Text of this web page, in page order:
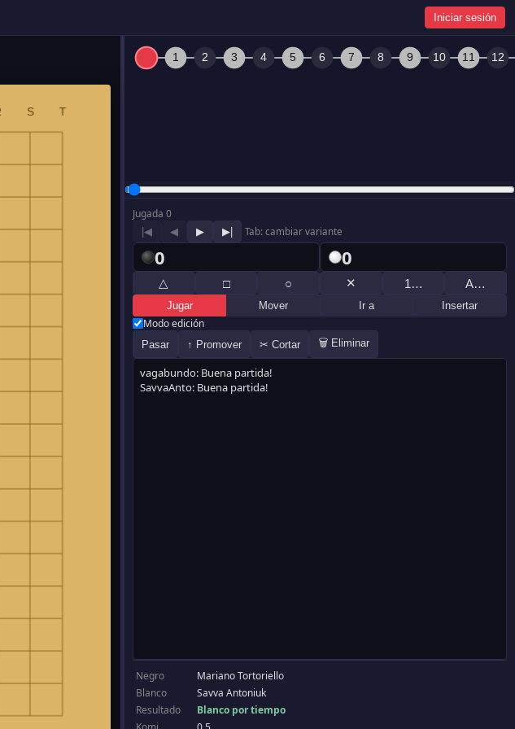
Iniciar sesión
Jugada 0
|◀ ◀ ▶ ▶| Tab: cambiar variante
0 0
△ □ ○ ✕ 1… A…
Jugar Mover Ir a Insertar
Modo edición
Pasar ↑ Promover ✂ Cortar 🗑 Eliminar
Negro
Mariano Tortoriello
Blanco
Savva Antoniuk
Resultado
Blanco por tiempo